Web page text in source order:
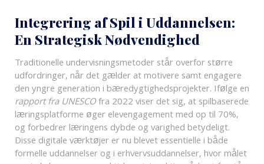
Integrering af Spil i Uddannelsen:
En Strategisk Nødvendighed
Traditionelle undervisningsmetoder står overfor større
udfordringer, når det gælder at motivere samt engagere
den yngre generation i bæredygtighedsprojekter. Ifølge en
rapport fra UNESCOfra 2022 viser det sig, at spilbaserede
læringsplatforme øger elevengagement med op til 70%,
og forbedrer læringens dybde og varighed betydeligt.
Disse digitale værktøjer er nu blevet essentielle i både
formelle uddannelser og i erhvervsuddannelser, hvor målet